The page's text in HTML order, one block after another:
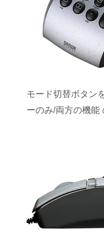
モード切替ボタン
ーのみ/両方の機能